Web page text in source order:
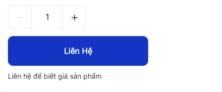
Liên Hệ
Liên hệ để biết giá sản phẩm